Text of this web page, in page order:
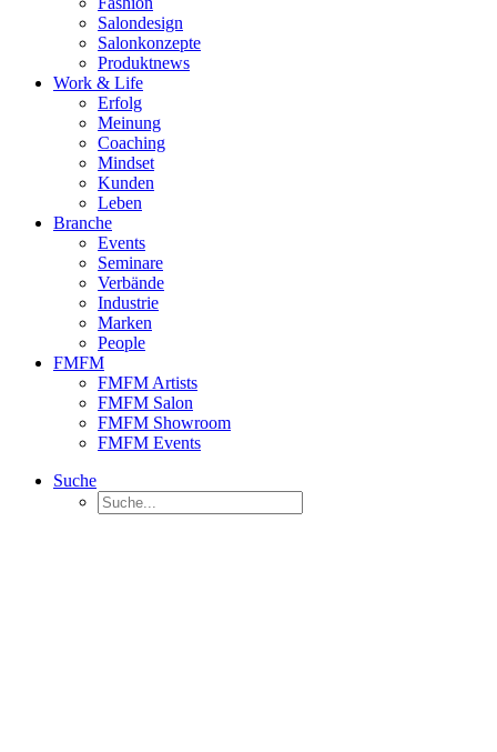
Salondesign
Salonkonzepte
Produktnews
Work & Life
Erfolg
Meinung
Coaching
Mindset
Kunden
Leben
Branche
Events
Seminare
Verbände
Industrie
Marken
People
FMFM
FMFM Artists
FMFM Salon
FMFM Showroom
FMFM Events
Suche